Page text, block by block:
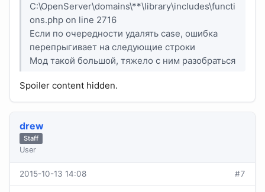
C:\OpenServer\domains\**\library\includes\functi
ons.php on line 2716
Если по очередности удалять case, ошибка
перепрыгивает на следующие строки
Мод такой большой, тяжело с ним разобраться
Spoiler content hidden.
drew
Staff
User
2015-10-13 14:08 #7